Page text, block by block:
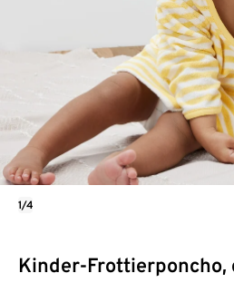
Kinder-
1/4